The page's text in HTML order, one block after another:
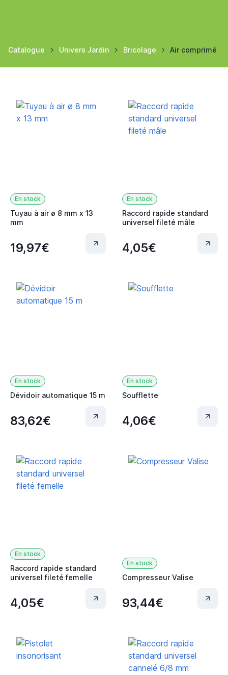
Catalogue Univers Jardin Bricolage Air comprimé
En stock
Tuyau à air ø 8 mm x 13
mm
19,97€
En stock
Raccord rapide standard
universel fileté mâle
4,05€
En stock
Dévidoir automatique 15 m
83,62€
En stock
Soufflette
4,06€
En stock
Raccord rapide standard
universel fileté femelle
4,05€
En stock
Compresseur Valise
93,44€